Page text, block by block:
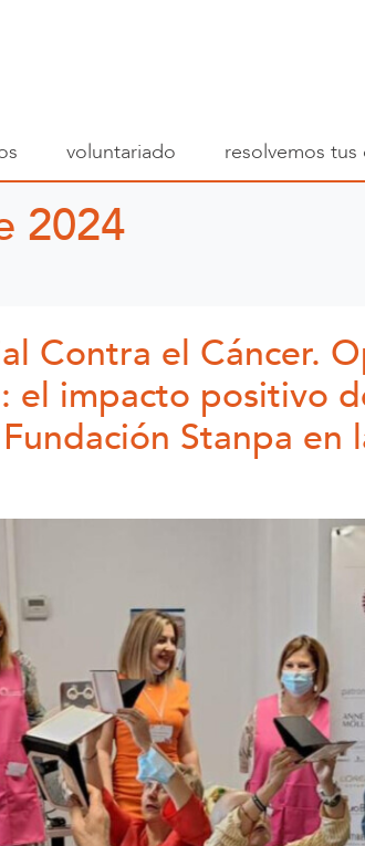
voluntariado resolvemos tus
2024
Contra el Cáncer.
el impacto positivo
Stanpa en